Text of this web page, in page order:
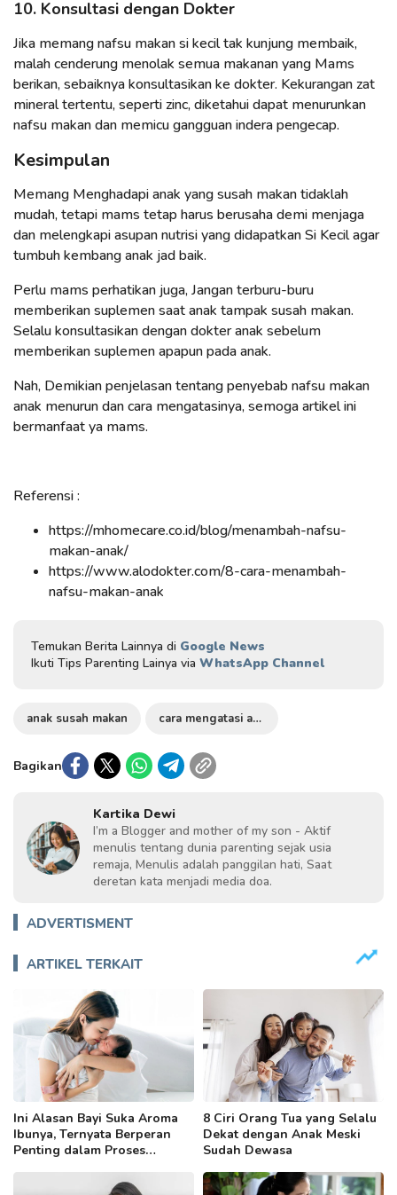
10. Konsultasi dengan Dokter
Jika memang nafsu makan si kecil tak kunjung membaik,
malah cenderung menolak semua makanan yang Mams
berikan, sebaiknya konsultasikan ke dokter. Kekurangan zat
mineral tertentu, seperti zinc, diketahui dapat menurunkan
nafsu makan dan memicu gangguan indera pengecap.
Kesimpulan
Memang Menghadapi anak yang susah makan tidaklah
mudah, tetapi mams tetap harus berusaha demi menjaga
dan melengkapi asupan nutrisi yang didapatkan Si Kecil agar
tumbuh kembang anak jad baik.
Perlu mams perhatikan juga, Jangan terburu-buru
memberikan suplemen saat anak tampak susah makan.
Selalu konsultasikan dengan dokter anak sebelum
memberikan suplemen apapun pada anak.
Nah, Demikian penjelasan tentang penyebab nafsu makan
anak menurun dan cara mengatasinya, semoga artikel ini
bermanfaat ya mams.
Referensi :
https://mhomecare.co.id/blog/menambah-nafsu-
makan-anak/
https://www.alodokter.com/8-cara-menambah-
nafsu-makan-anak
Temukan Berita Lainnya di Google News
Ikuti Tips Parenting Lainya via WhatsApp Channel
anak susah makan cara mengatasi anak susah makan
Bagikan
Kartika Dewi
I’m a Blogger and mother of my son - Aktif
menulis tentang dunia parenting sejak usia
remaja, Menulis adalah panggilan hati, Saat
deretan kata menjadi media doa.
ADVERTISMENT
ARTIKEL TERKAIT
Ini Alasan Bayi Suka Aroma
Ibunya, Ternyata Berperan
Penting dalam Proses
8 Ciri Orang Tua yang Selalu
Dekat dengan Anak Meski
Sudah Dewasa